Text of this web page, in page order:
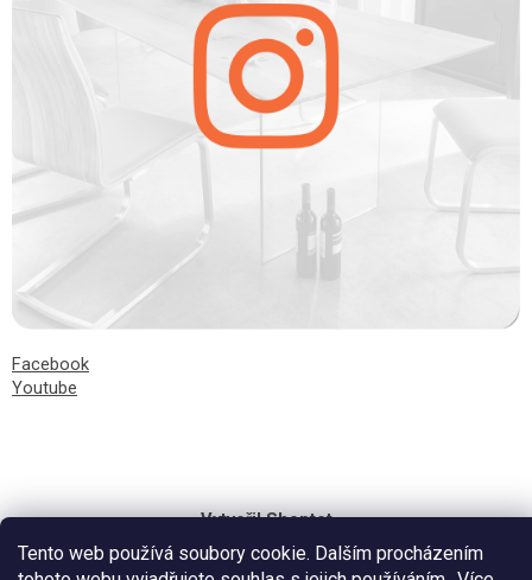
Tento web používá soubory cookie. Dalším procházením
Facebook
Youtube
Vytvořil Shoptet